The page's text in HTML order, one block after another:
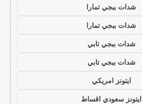
شدات ببجي تمارا
شدات ببجي تمارا
شدات ببجي تابي
شدات ببجي تابي
ايتونز امريكي
ايتونز سعودي اقساط